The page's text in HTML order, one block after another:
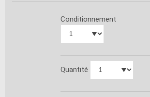
Conditionnement
Quantité